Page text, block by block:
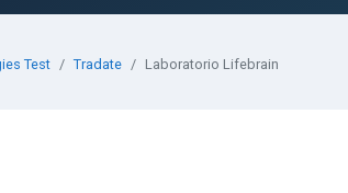
Test Tradate Laboratorio Lifebrain